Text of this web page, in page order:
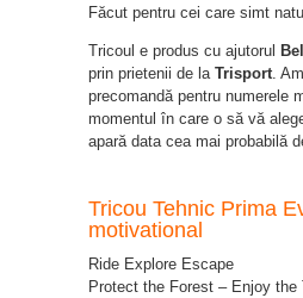
Făcut pentru cei care simt
Tricoul e produs cu ajutorul
prin prietenii de la Trisport .
precomandă pentru numerele
momentul în care o să vă
apară data cea mai probabilă
Tricou Tehnic Prima
motivational
Ride Explore Escape
Protect the Forest – Enjoy the